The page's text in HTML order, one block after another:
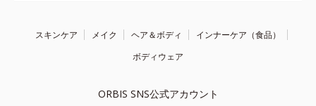
スキンケア メイク ヘア＆ボディ
インナーケア（食品）
ボディウェア
ORBIS SNS公式アカウント